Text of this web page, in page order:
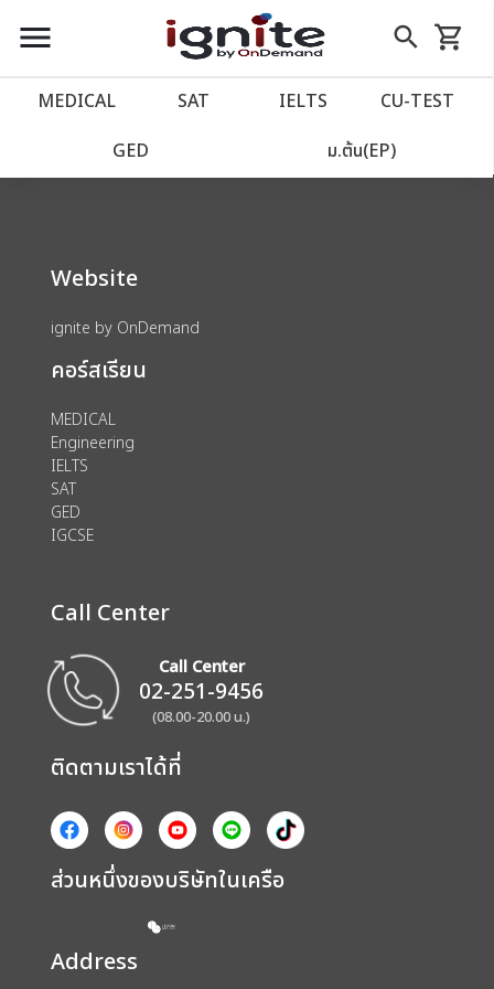
close
account_balance หน้าแรก
เว็บไซต์อิกไนท์
import_contacts วางแผนการเรียน
account_circle เข้าสู่ระบบ
assignment ลงทะเบียน
menu search
Skip
to
shopping_cart
รถเข็น
MEDICAL SAT IELTS CU‑TEST
GED ม.ต้น(EP)
We could not find anything for 80003928
Website
ignite by OnDemand
คอร์สเรียน
MEDICAL
Engineering
IELTS
SAT
GED
IGCSE
Call Center
Call Center
02-251-9456
(08.00-20.00 น.)
ติดตามเราได้ที่
ส่วนหนึ่งของบริษัทในเครือ
Address